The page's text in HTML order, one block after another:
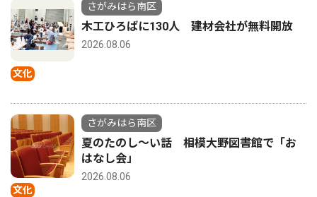
文化
さがみはら南区
木工ひろばに130人 建材会社が無料開放
2026.08.06
文化
さがみはら南区
夏のたのし〜い話 相模大野図書館で「お
はなし会」
2026.08.06